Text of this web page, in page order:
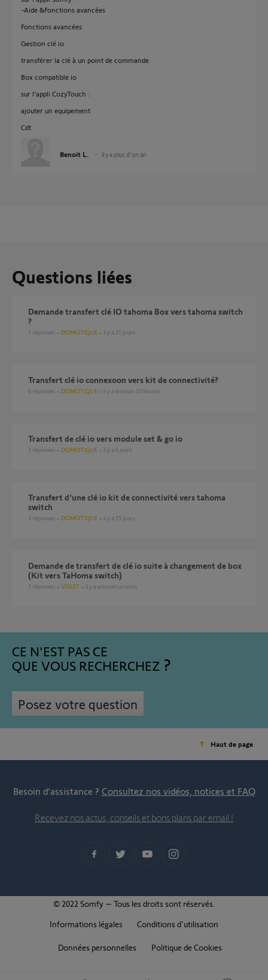
-Aide &Fonctions avancées
Fonctions avancées
Gestion clé io
transférer la clé à un point de commande
Box compatible io
sur l'appli CozyTouch :
ajouter un equipement
Cdt
Benoit L. il y a plus d'un an
Questions liées
Demande transfert clé IO tahoma Box vers tahoma switch
?
7 réponses DOMOTIQUE il y a 21 jours
transfert clé io connexoon vers kit de connectivité?
0 réponses DOMOTIQUE il y a environ 19 heures
Transfert de clé io vers module set & go io
2 réponses DOMOTIQUE il y a 6 jours
Transfert d'une clé io kit de connectivité vers tahoma
switch
3 réponses DOMOTIQUE il y a 15 jours
Demande de transfert de clé io suite à changement de box
(Kit vers TaHoma switch)
3 réponses VOLET il y a environ un mois
CE N'EST PAS CE
QUE VOUS RECHERCHEZ
Posez votre question
Haut de page
Besoin d’assistance ? Consultez nos vidéos, notices et FAQ
Recevez nos actus, conseils et bons plans par email !
© 2022 Somfy – Tous les droits sont réservés.
Informations légales
Conditions d'utilisation
Données personnelles Politique de Cookies